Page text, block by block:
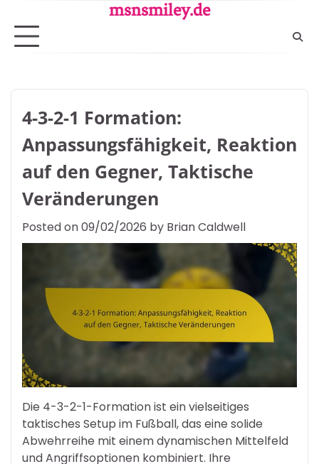
content
msnsmiley.de
4-3-2-1 Formation:
Anpassungsfähigkeit, Reaktion
auf den Gegner, Taktische
Veränderungen
Posted on09/02/2026 by Brian Caldwell
Die 4-3-2-1-Formation ist ein vielseitiges
taktisches Setup im Fußball, das eine solide
Abwehrreihe mit einem dynamischen Mittelfeld
und Angriffsoptionen kombiniert. Ihre